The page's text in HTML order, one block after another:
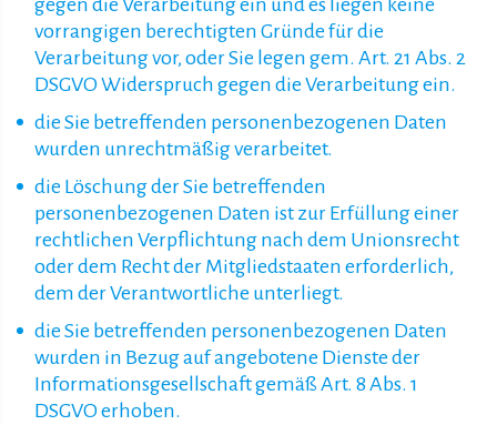
gegen die Verarbeitung ein und es liegen keine
vorrangigen berechtigten Gründe für die
Verarbeitung vor, oder Sie legen gem. Art. 21 Abs. 2
DSGVO Widerspruch gegen die Verarbeitung ein.
die Sie betreffenden personenbezogenen Daten
wurden unrechtmäßig verarbeitet.
die Löschung der Sie betreffenden
personenbezogenen Daten ist zur Erfüllung einer
rechtlichen Verpflichtung nach dem Unionsrecht
oder dem Recht der Mitgliedstaaten erforderlich,
dem der Verantwortliche unterliegt.
die Sie betreffenden personenbezogenen Daten
wurden in Bezug auf angebotene Dienste der
Informationsgesellschaft gemäß Art. 8 Abs. 1
DSGVO erhoben.